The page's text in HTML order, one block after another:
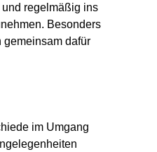
regelmäßig ins
Besonders
gemeinsam dafür
im Umgang